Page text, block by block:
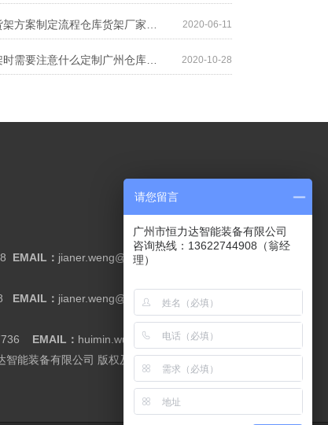
2020-06-11
定制广州仓库货架时需要注意什么定制广州仓库货架时需要注意什么 2020-10-28
EMAIL： jianer.weng@cnrack.com.cn
EMAIL： jianer.weng@cnrack.com.cn
EMAIL： huimin.wu@cnrack.com.cn
智能装备有限公司 版权及隐私信息粤ICP备
请您留言
广州市恒力达智能装备有限公司
咨询热线：13622744908（翁经
理）